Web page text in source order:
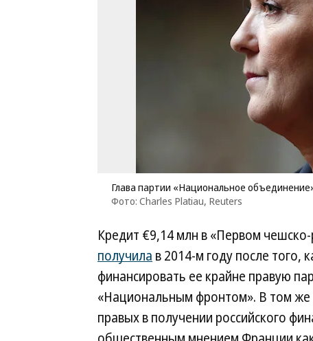
Глава партии «Национальное
Фото: Charles Platiau, Reuters
Кредит €9,14 млн в «Первом
получила в 2014-м году после того,
финансировать ее крайне правую
«Национальным фронтом». В том же
правых в получении российского